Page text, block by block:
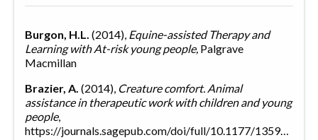
Burgon, H.L. (2014), Equine-assisted Therapy and
Learning with At-risk young people, Palgrave
Macmillan
Brazier, A. (2014), Creature comfort. Animal
assistance in therapeutic work with children and young
people,
https://journals.sagepub.com/doi/full/10.1177/1359104513517446